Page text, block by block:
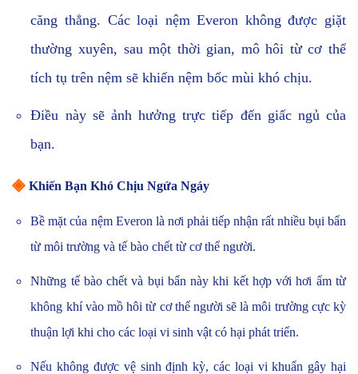
căng thẳng. Các loại nệm Everon không được giặt
thường xuyên, sau một thời gian, mô hôi từ cơ thể
tích tụ trên nệm sẽ khiến nệm bốc mùi khó chịu.
Điều này sẽ ảnh hưởng trực tiếp đến giấc ngủ của
bạn.
◈ Khiến Bạn Khó Chịu Ngứa Ngáy
Bề mặt của nệm Everon là nơi phải tiếp nhận rất nhiều bụi bẩn
từ môi trường và tế bào chết từ cơ thể người.
Những tế bào chết và bụi bẩn này khi kết hợp với hơi ẩm từ
không khí vào mồ hôi từ cơ thể người sẽ là môi trường cực kỳ
thuận lợi khi cho các loại vi sinh vật có hại phát triển.
Nếu không được vệ sinh định kỳ, các loại vi khuẩn gây hại